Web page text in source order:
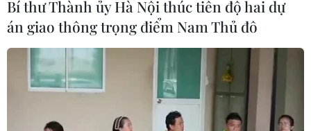
Bí thư Thành ủy Hà Nội thúc tiến độ hai dự
án giao thông trọng điểm Nam Thủ đô